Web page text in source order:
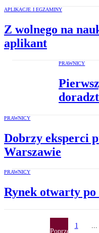
APLIKACJE I EGZAMINY
Z wolnego na
aplikant
PRAWNICY
PRAWNICY
Dobrzy eksperci
Warszawie
PRAWNICY
Rynek otwarty po
Poprzednia
1